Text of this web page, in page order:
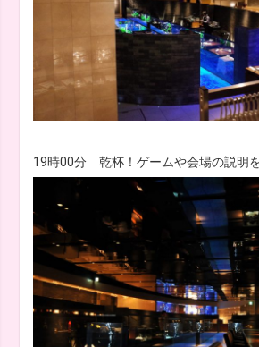
19時00分 乾杯！ゲームや会場の説明